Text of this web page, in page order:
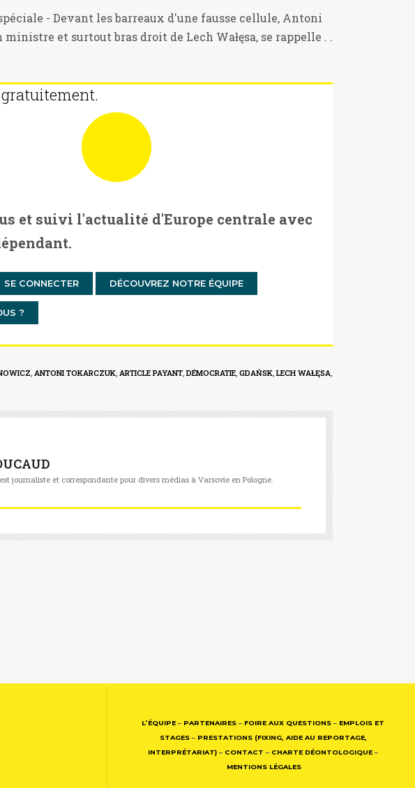
- Devant les barreaux d'une fausse cellule, Antoni
et surtout bras droit de Lech Wałęsa, se rappelle . .
et suivi l'actualité d'Europe centrale avec
SE CONNECTER DÉCOUVREZ NOTRE ÉQUIPE
?
, ANTONI TOKARCZUK, ARTICLE PAYANT,DÉMOCRATIE, GDAŃSK,LECH WAŁĘSA,
journaliste et correspondante pour divers médias à Varsovie en Pologne.
L’ÉQUIPE – PARTENAIRES – FOIRE AUX QUESTIONS – EMPLOIS ET
STAGES– PRESTATIONS (FIXING, AIDE AU REPORTAGE,
INTERPRÉTARIAT) – CONTACT – CHARTE DÉONTOLOGIQUE –
MENTIONS LÉGALES